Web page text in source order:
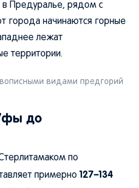
в Предуралье, рядом с
города начинаются горные
лежат
территории.
видами предгорий
до
по
примерно 127–134